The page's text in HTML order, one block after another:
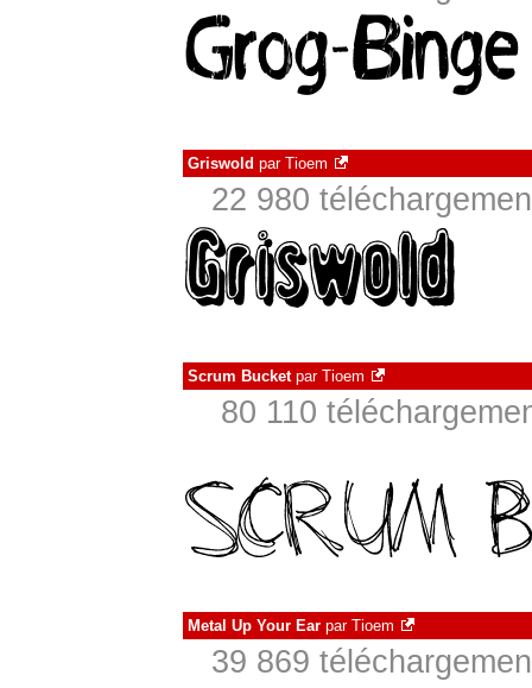
Griswold par Tioem
22 980
Scrum Bucketpar Tioem
80 110
Metal Up Your Ear par Tioem
39 869